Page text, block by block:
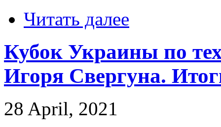
Читать далее
Кубок Украины по
Игоря Свергуна.
28 April, 2021